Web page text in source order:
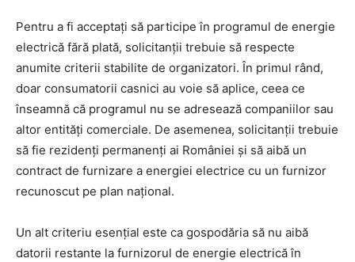
Pentru a fi acceptați să participe în programul de energie
electrică fără plată, solicitanții trebuie să respecte
anumite criterii stabilite de organizatori. În primul rând,
doar consumatorii casnici au voie să aplice, ceea ce
înseamnă că programul nu se adresează companiilor sau
altor entități comerciale. De asemenea, solicitanții trebuie
să fie rezidenți permanenți ai României și să aibă un
contract de furnizare a energiei electrice cu un furnizor
recunoscut pe plan național.
Un alt criteriu esențial este ca gospodăria să nu aibă
datorii restante la furnizorul de energie electrică în